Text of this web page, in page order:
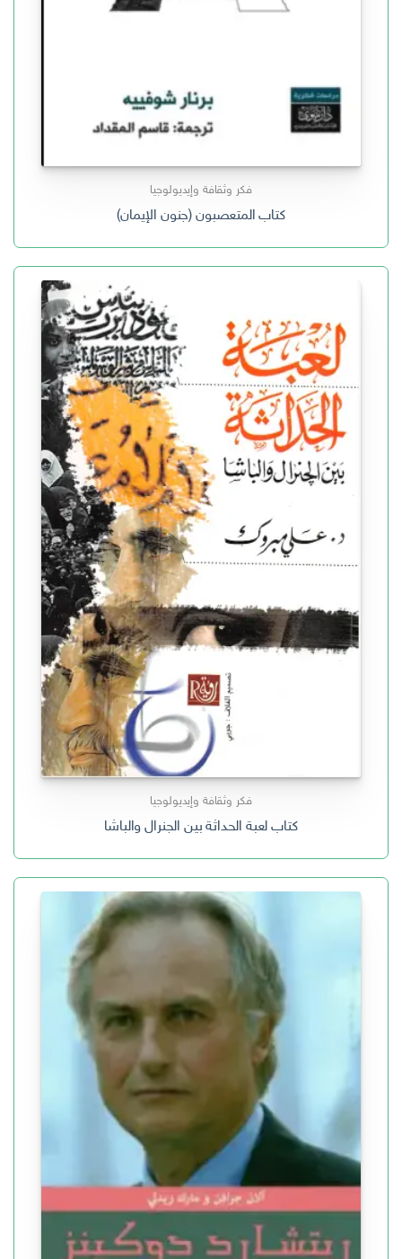
فكر وثقافة وإيديولوجيا
كتاب المتعصبون (جنون الإيمان)
فكر وثقافة وإيديولوجيا
كتاب لعبة الحداثة بين الجنرال والباشا